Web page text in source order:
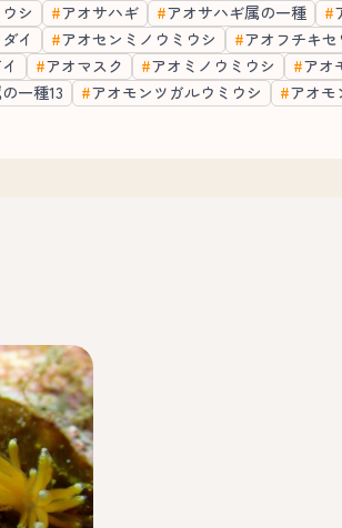
シ
アオサハギ アオサハギ属の一種
イ
アオセンミノウミウシ アオフチキセ
アオマスク アオミノウミウシ
アオ
一種13
アオモンツガルウミウシ
アオモ